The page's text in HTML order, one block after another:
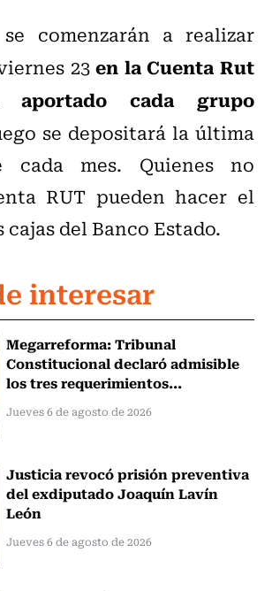
comenzarán a realizar
23en la Cuenta Rut
aportado cada grupo
se depositará la última
cada mes. Quienes no
RUT pueden hacer el
cajas del Banco Estado.
interesar
Megarreforma: Tribunal
Constitucional declaró admisible
los tres requerimientos...
Jueves 6 de agosto de 2026
Justicia revocó prisión preventiva
del exdiputado Joaquín Lavín
León
Jueves 6 de agosto de 2026